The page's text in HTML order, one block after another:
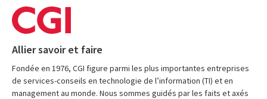
Allier savoir et faire
Fondée en 1976, CGI figure parmi les plus importantes entreprises
de services-conseils en technologie de l’information (TI) et en
management au monde. Nous sommes guidés par les faits et axés